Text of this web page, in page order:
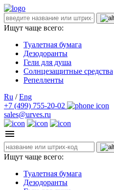
Ищут чаще всего:
Туалетная бумага
Дезодоранты
Гели для душа
Солнцезащитные средства
Репелленты
Ru / Eng
+7 (499) 755-20-02
sales@urves.ru
Ищут чаще всего:
Туалетная бумага
Дезодоранты